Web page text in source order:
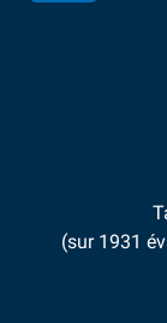
(sur 1931